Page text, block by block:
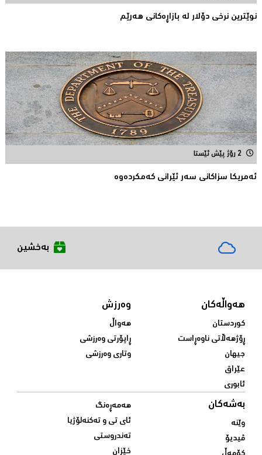
نوێترین نرخی دۆلار له‌ بازاڕه‌كانی هه‌رێم
2 رۆژ پێش ئێستا
ئه‌مریكا سزاكانی سه‌ر ئێرانی كه‌مكرده‌وه‌
بەخشین
هەواڵەکان
کوردستان
ڕۆژهەڵاتی ناوەڕاست
جیهان
عێراق
ئابوری
وەرزش
هەواڵ
ڕاپۆرتی وەرزشی
وتاری وەرزشی
بەشەکان
وێنە
ڤیدیۆ
هەمەڕەنگ
ئای تی و تەکنەلۆژیا
تەندروستی
خێزان